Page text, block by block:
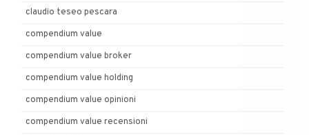
claudio teseo pescara
compendium value
compendium value broker
compendium value holding
compendium value opinioni
compendium value recensioni